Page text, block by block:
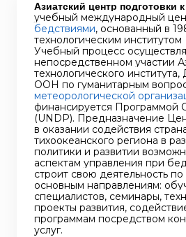
Азиатский центр подготовки
учебный международный
бедствиями, основанный в
технологическим институтом
Учебный процесс
непосредственном участии
технологического
ООН по гуманитарным
метеорологической
финансируется Программой
(UNDP). Предназначение
в оказании содействия
тихоокеанского региона в
политики и развитии
аспектам управления при
строит свою деятельность
основным направлениям:
специалистов, семинары,
проекты развития,
программам посредством
услуг.